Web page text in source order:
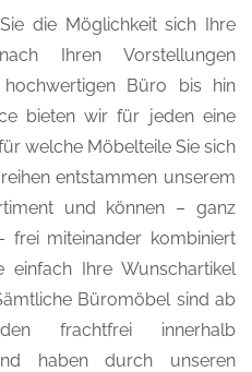
die Möglichkeit sich Ihre
Ihren Vorstellungen
hochwertigen Büro bis hin
bieten wir für jeden eine
welche Möbelteile Sie sich
entstammen unserem
und können – ganz
frei miteinander kombiniert
einfach Ihre Wunschartikel
Büromöbel sind ab
frachtfrei innerhalb
haben durch unseren